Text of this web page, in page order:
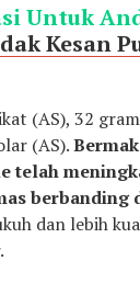
Untuk
Kesan
(AS), 32
(AS).
telah
berbanding
dan lebih